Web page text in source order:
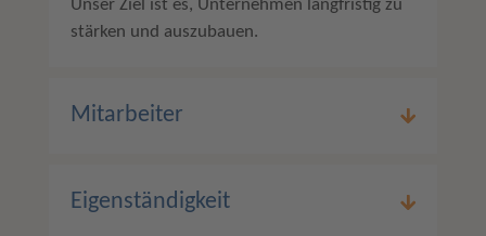
Unser Ziel ist es, Unternehmen langfristig zu
stärken und auszubauen.
Mitarbeiter
Eigenständigkeit